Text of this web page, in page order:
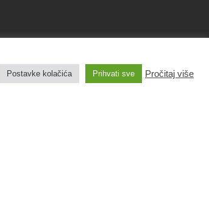
informacijama
Postavke kolačića Prihvati sve Pročitaj više